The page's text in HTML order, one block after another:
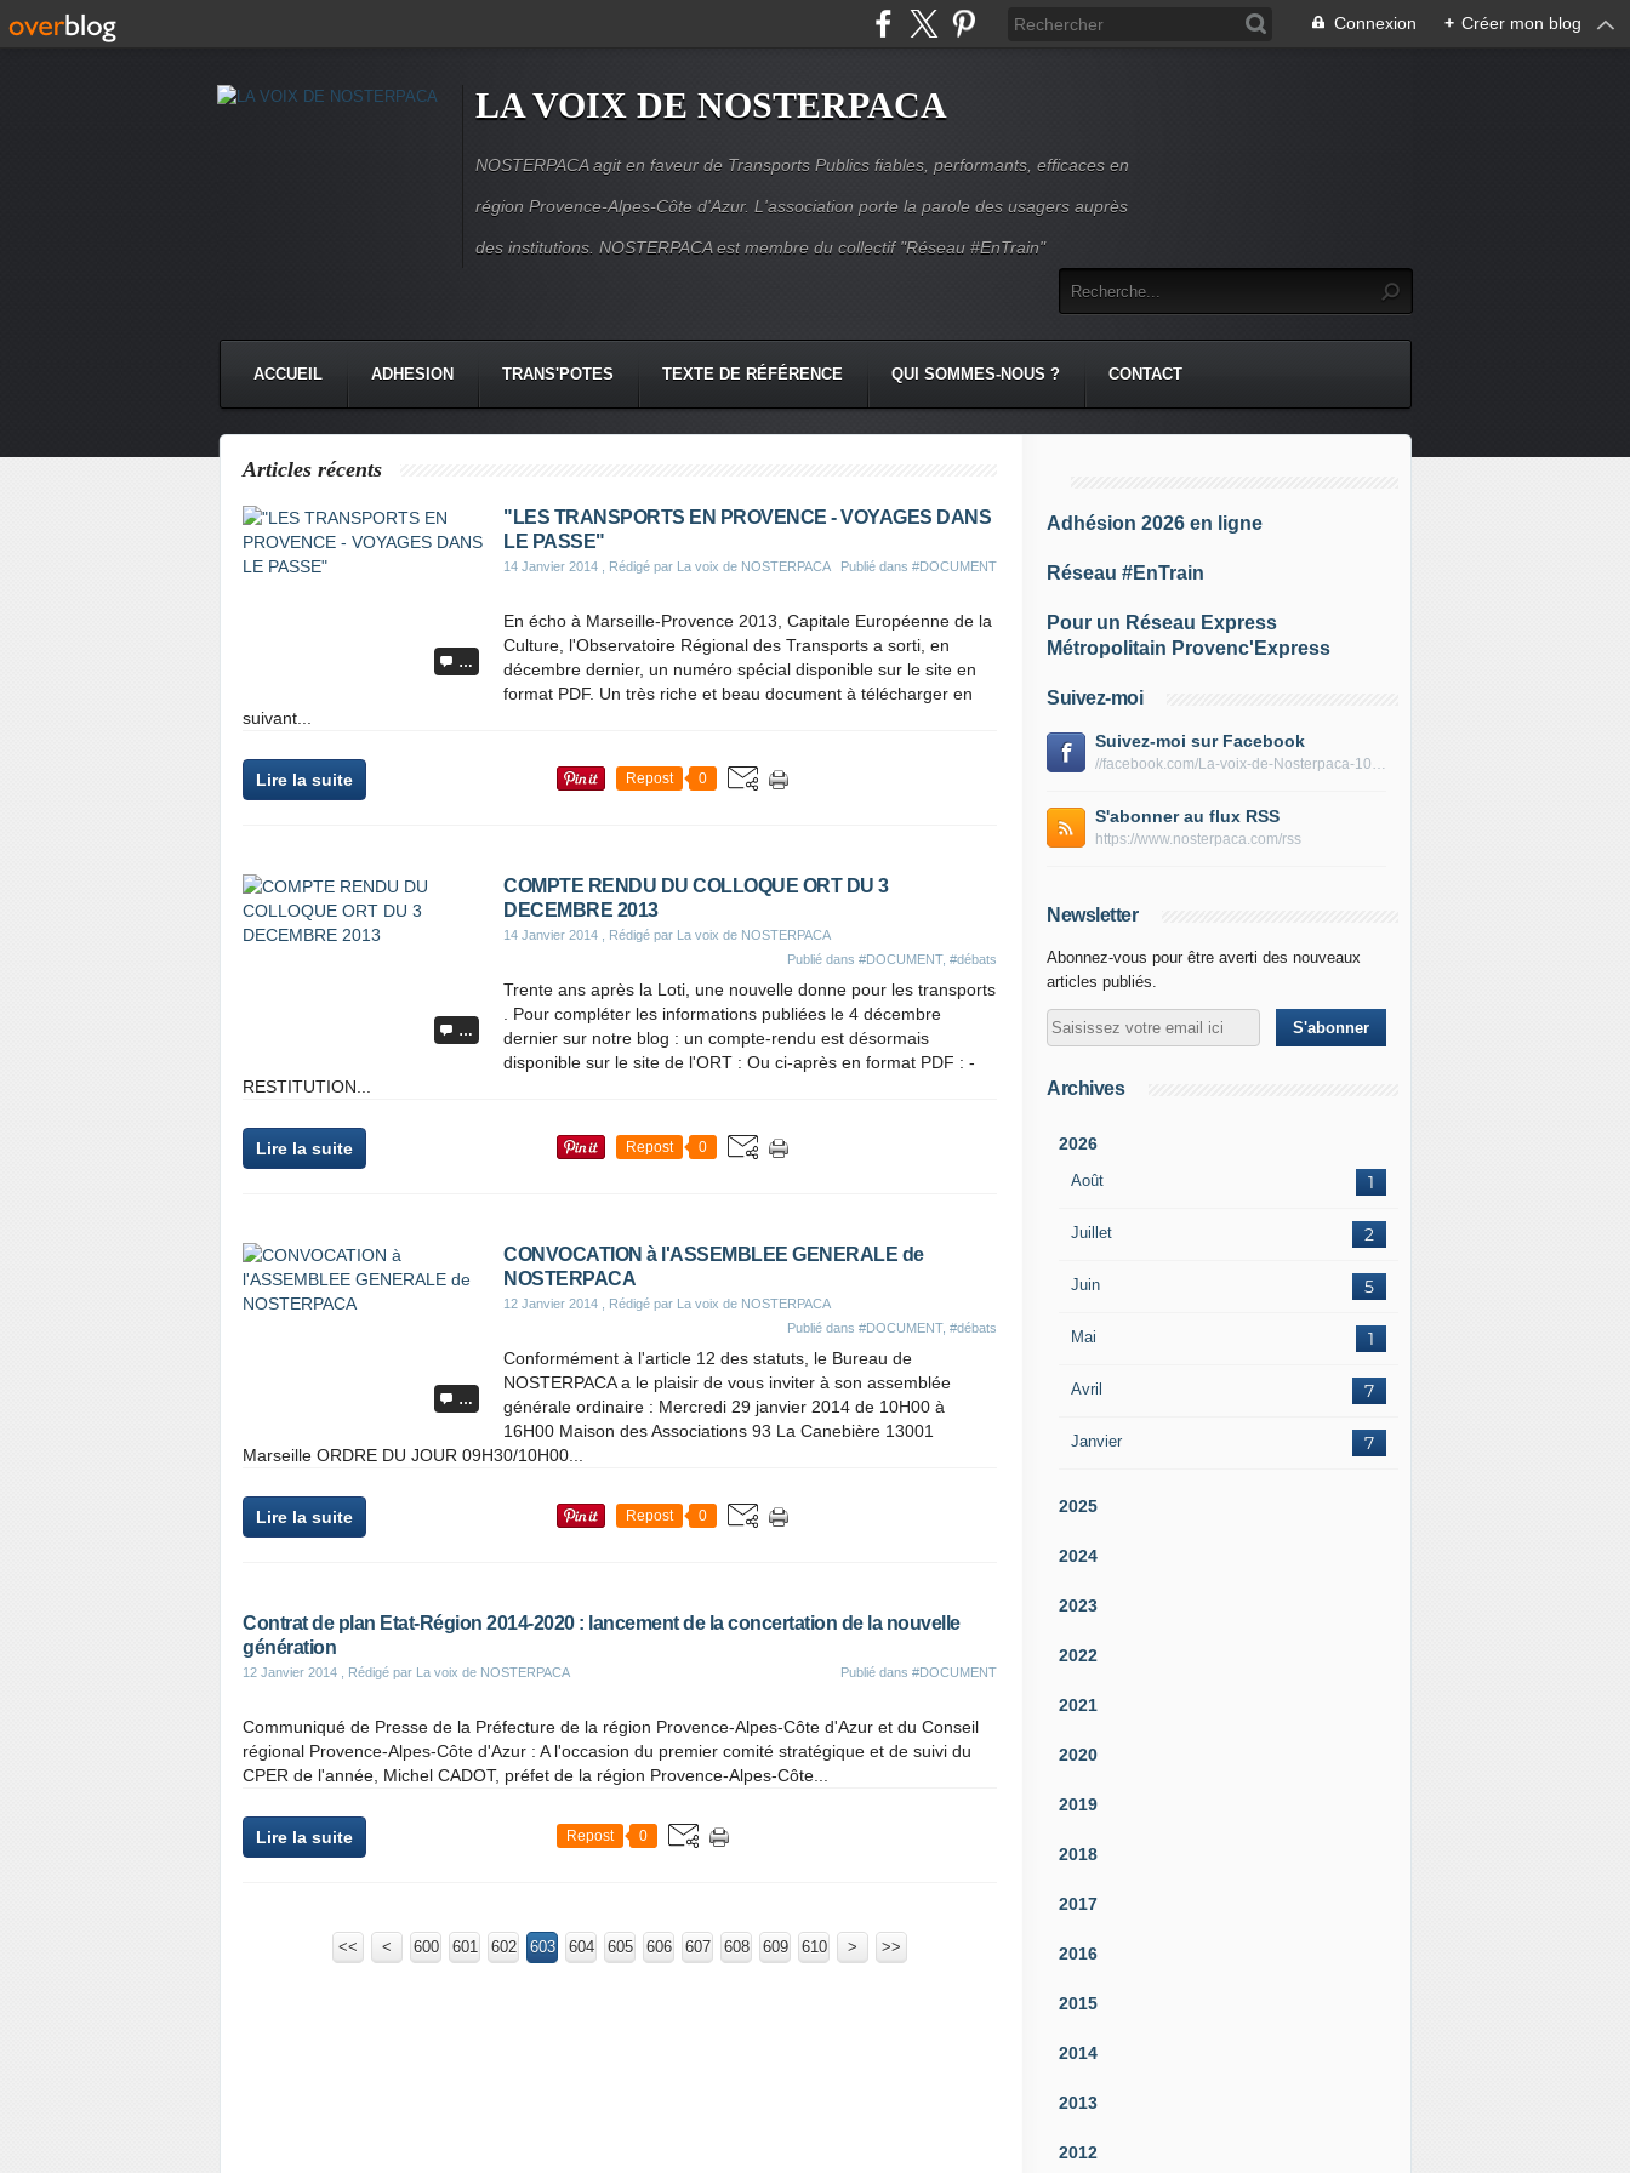
Connexion + Créer mon blog
LA VOIX DE NOSTERPACA
NOSTERPACA agit en faveur de Transports Publics fiables, performants, efficaces en
région Provence-Alpes-Côte d'Azur. L'association porte la parole des usagers auprès
des institutions. NOSTERPACA est membre du collectif "Réseau #EnTrain"
ACCUEIL ADHESION TRANS'POTES TEXTE DE RÉFÉRENCE QUI SOMMES-NOUS ? CONTACT
Articles récents
…
"LES TRANSPORTS EN PROVENCE - VOYAGES DANS
LE PASSE"
14 Janvier 2014 , Rédigé par La voix de NOSTERPACA Publié dans #DOCUMENT
En écho à Marseille-Provence 2013, Capitale Européenne de la
Culture, l'Observatoire Régional des Transports a sorti, en
décembre dernier, un numéro spécial disponible sur le site en
format PDF. Un très riche et beau document à télécharger en
suivant...
Lire la suite Repost 0
…
COMPTE RENDU DU COLLOQUE ORT DU 3
DECEMBRE 2013
14 Janvier 2014 , Rédigé par La voix de NOSTERPACA
Publié dans #DOCUMENT, #débats
Trente ans après la Loti, une nouvelle donne pour les transports
. Pour compléter les informations publiées le 4 décembre
dernier sur notre blog : un compte-rendu est désormais
disponible sur le site de l'ORT : Ou ci-après en format PDF : -
RESTITUTION...
Lire la suite Repost 0
…
CONVOCATION à l'ASSEMBLEE GENERALE de
NOSTERPACA
12 Janvier 2014 , Rédigé par La voix de NOSTERPACA
Publié dans #DOCUMENT, #débats
Conformément à l'article 12 des statuts, le Bureau de
NOSTERPACA a le plaisir de vous inviter à son assemblée
générale ordinaire : Mercredi 29 janvier 2014 de 10H00 à
16H00 Maison des Associations 93 La Canebière 13001
Marseille ORDRE DU JOUR 09H30/10H00...
Lire la suite Repost 0
Contrat de plan Etat-Région 2014-2020 : lancement de la concertation de la nouvelle
génération
12 Janvier 2014 , Rédigé par La voix de NOSTERPACA Publié dans #DOCUMENT
Communiqué de Presse de la Préfecture de la région Provence-Alpes-Côte d'Azur et du Conseil
régional Provence-Alpes-Côte d'Azur : A l'occasion du premier comité stratégique et de suivi du
CPER de l'année, Michel CADOT, préfet de la région Provence-Alpes-Côte...
Lire la suite Repost 0
<< < 600 601 602 603 604 605 606 607 608 609 610 620
630
640
650
660
670
680
690
700
> >>
Adhésion 2026 en ligne
Réseau #EnTrain
Pour un Réseau Express
Métropolitain Provenc'Express
Suivez-moi
Suivez-moi sur Facebook
//facebook.com/La-voix-de-Nosterpaca-106434384284735
S'abonner au flux RSS
https://www.nosterpaca.com/rss
Newsletter
Abonnez-vous pour être averti des nouveaux
articles publiés.
Archives
2026
Août 1
Juillet 2
Juin 5
Mai 1
Avril 7
Janvier 7
2025
2024
2023
2022
2021
2020
2019
2018
2017
2016
2015
2014
2013
2012